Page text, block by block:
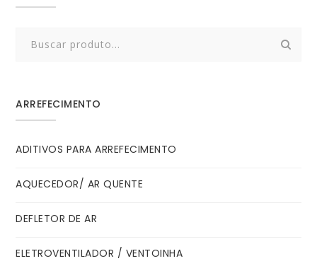
ARREFECIMENTO
ADITIVOS PARA ARREFECIMENTO
AQUECEDOR/ AR QUENTE
DEFLETOR DE AR
ELETROVENTILADOR / VENTOINHA